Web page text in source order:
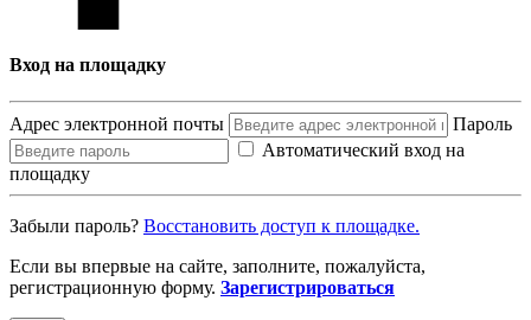
Вход на площадку
Адрес электронной почты
Пароль
Автоматический вход на
площадку
Забыли пароль? Восcтановить доступ к площадке.
Если вы впервые на сайте, заполните, пожалуйста,
регистрационную форму. Зарегистрироваться